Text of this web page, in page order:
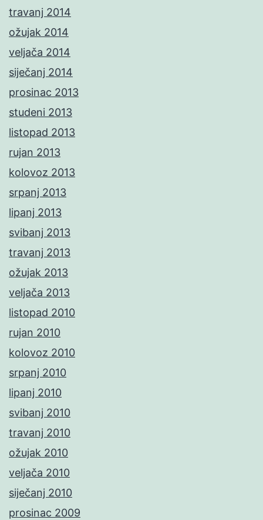
travanj 2014
ožujak 2014
veljača 2014
siječanj 2014
prosinac 2013
studeni 2013
listopad 2013
rujan 2013
kolovoz 2013
srpanj 2013
lipanj 2013
svibanj 2013
travanj 2013
ožujak 2013
veljača 2013
listopad 2010
rujan 2010
kolovoz 2010
srpanj 2010
lipanj 2010
svibanj 2010
travanj 2010
ožujak 2010
veljača 2010
siječanj 2010
prosinac 2009